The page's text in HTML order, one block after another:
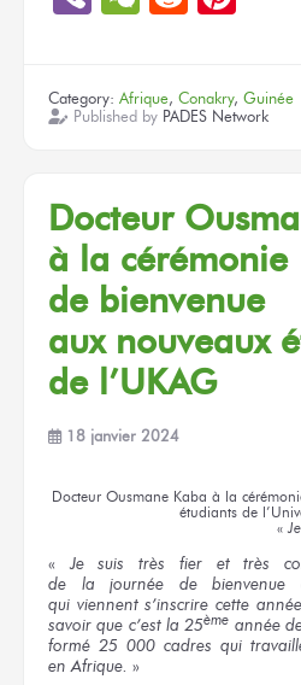
Category: Afrique, Conakry, Guinée
Published by PADES Network
Docteur
à la cérémonie
de bienvenue
aux nouveaux
de l’UKAG
18 janvier 2024
Docteur Ousmane Kaba à la
étudiants de
«
«Je suis très fier et très
de la journée
de bienvenue
qui viennents’inscrirecette année
savoir que c’est la 25ème année
formé 25 000 cadres qui
en Afrique. »